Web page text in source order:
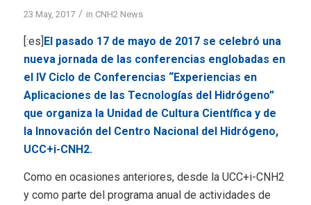
23 May, 2017 / in CNH2 News
[:es] El pasado 17 de mayo de 2017 se celebró una
nueva jornada de las conferencias englobadas en
el IV Ciclo de Conferencias “Experiencias en
Aplicaciones de las Tecnologías del Hidrógeno”
que organiza la Unidad de Cultura Científica y de
la Innovación del Centro Nacional del Hidrógeno,
UCC+i-CNH2.
Como en ocasiones anteriores, desde la UCC+i-CNH2
y como parte del programa anual de actividades de